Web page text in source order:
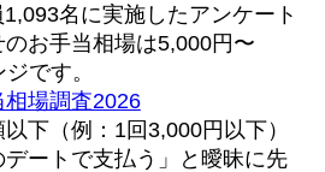
名に実施したアンケート
お手当相場は5,000円〜
です。
場調査2026
下（例：1回3,000円以下）
ートで支払う」と曖昧に先